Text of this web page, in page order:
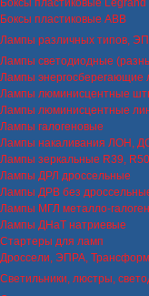
Боксы пластиковые Legrand
Боксы пластиковые ABB
Лампы различных типов,
Лампы светодиодные
Лампы энергосберегающие
Лампы люминисцентные
Лампы люминисцентные
Лампы галогеновые
Лампы накаливания ЛОН,
Лампы зеркальные R39,
Лампы ДРЛ дроссельные
Лампы ДРВ без
Лампы МГЛ металло-
Лампы ДНаТ натриевые
Стартеры для ламп
Дроссели, ЭПРА,
Светильники, люстры,